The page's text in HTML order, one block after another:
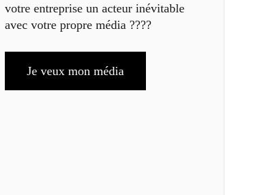
votre entreprise un acteur inévitable
avec votre propre média ????
Je veux mon média